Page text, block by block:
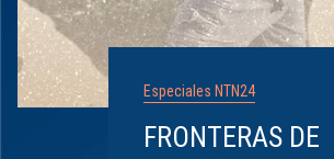
Especiales NTN24
FRONTERAS DE